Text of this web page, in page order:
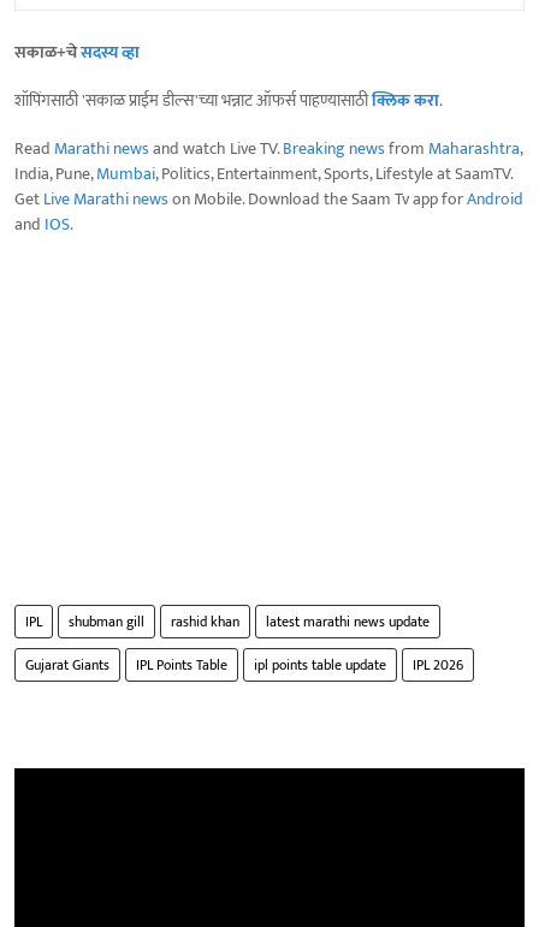
सकाळ+चेसदस्य व्हा
शॉपिंगसाठी 'सकाळ प्राईम डील्स'च्या भन्नाट ऑफर्स पाहण्यासाठीक्लिक करा.
Read Marathi newsand watch Live TV.Breaking newsfrom Maharashtra,
India, Pune,Mumbai, Politics, Entertainment, Sports, Lifestyle at SaamTV.
GetLive Marathi newson Mobile. Download the Saam Tv app forAndroid
and IOS.
IPL shubman gill rashid khan
latest marathi news update
Gujarat Giants
IPL Points Table ipl points table update IPL 2026